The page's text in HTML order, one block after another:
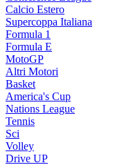
Calcio Estero
Supercoppa Italiana
Formula 1
Formula E
MotoGP
Altri Motori
Basket
America's Cup
Nations League
Tennis
Sci
Volley
Drive UP